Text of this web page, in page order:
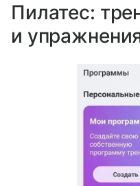
Пилатес:
и